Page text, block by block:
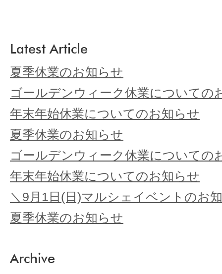
Latest Article
夏季休業のお知らせ
ゴールデンウィーク休業についての
年末年始休業についてのお知らせ
夏季休業のお知らせ
ゴールデンウィーク休業についての
年末年始休業についてのお知らせ
＼9月1日(日)マルシェイベントのお
夏季休業のお知らせ
Archive